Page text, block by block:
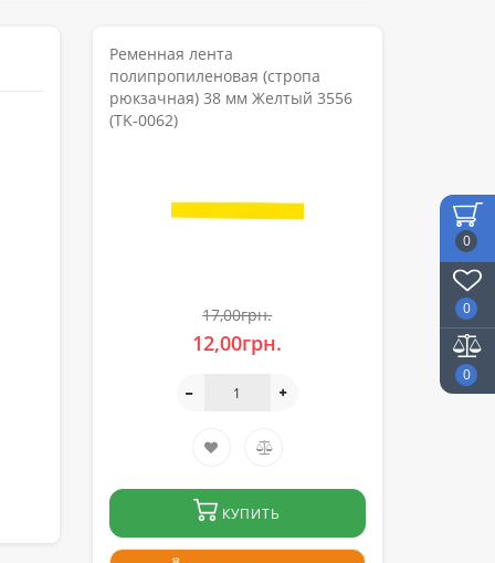
0
0
0
Ременная лента
полипропиленовая (стропа
рюкзачная) 38 мм Желтый 3556
(TK-0062)
17,00грн.
12,00грн.
КУПИТЬ